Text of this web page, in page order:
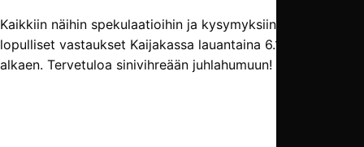
Kaikkiin näihin spekulaatioihin ja kysymyksiin saadaan
lopulliset vastaukset Kaijakassa lauantaina 6.11. klo 16
alkaen. Tervetuloa sinivihreään juhlahumuun!